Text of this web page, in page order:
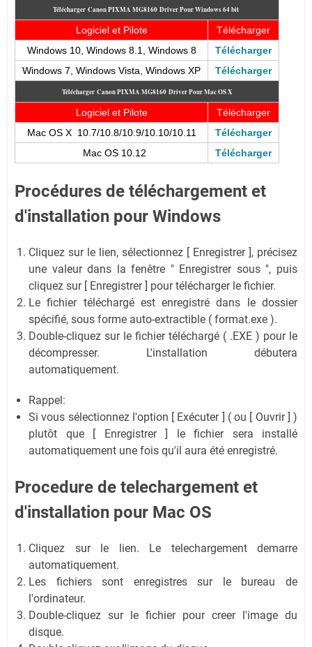
Télécharger Canon PIXMA MG8160 Driver Pour Windows 64 bit
Logiciel et Pilote
Télécharger
Windows 10, Windows 8.1, Windows 8
Télécharger
Windows 7, Windows Vista, Windows XP
Télécharger
Télécharger Canon PIXMA MG8160 Driver Pour Mac OS X
Logiciel et Pilote
Télécharger
Mac OS X 10.7/10.8/10.9/10.10/10.11
Télécharger
Mac OS 10.12
Télécharger
Procédures de téléchargement et
d'installation pour Windows
Cliquez sur le lien, sélectionnez [ Enregistrer ], précisez
une valeur dans la fenêtre " Enregistrer sous ", puis
cliquez sur [ Enregistrer ] pour télécharger le fichier.
Le fichier téléchargé est enregistré dans le dossier
spécifié, sous forme auto-extractible ( format.exe ).
Double-cliquez sur le fichier téléchargé ( .EXE ) pour le
décompresser. L'installation débutera
automatiquement.
Rappel:
Si vous sélectionnez l'option [ Exécuter ] ( ou [ Ouvrir ] )
plutôt que [ Enregistrer ] le fichier sera installé
automatiquement une fois qu'il aura été enregistré.
Procedure de telechargement et
d'installation pour Mac OS
Cliquez sur le lien. Le telechargement demarre
automatiquement.
Les fichiers sont enregistres sur le bureau de
l'ordinateur.
Double-cliquez sur le fichier pour creer l'image du
disque.